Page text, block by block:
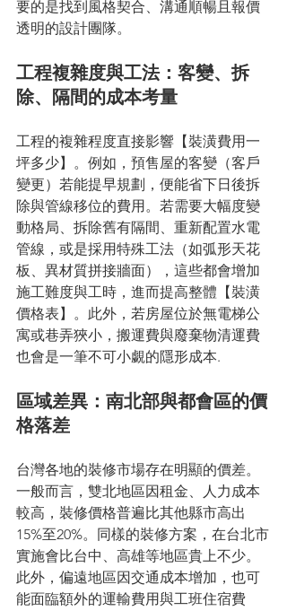
要的是找到風格契合、溝通順暢且報價
透明的設計團隊。
工程複雜度與工法：客變、拆
除、隔間的成本考量
工程的複雜程度直接影響【裝潢費用一
坪多少】。例如，預售屋的客變（客戶
變更）若能提早規劃，便能省下日後拆
除與管線移位的費用。若需要大幅度變
動格局、拆除舊有隔間、重新配置水電
管線，或是採用特殊工法（如弧形天花
板、異材質拼接牆面），這些都會增加
施工難度與工時，進而提高整體【裝潢
價格表】。此外，若房屋位於無電梯公
寓或巷弄狹小，搬運費與廢棄物清運費
也會是一筆不可小覷的隱形成本.
區域差異：南北部與都會區的價
格落差
台灣各地的裝修市場存在明顯的價差。
一般而言，雙北地區因租金、人力成本
較高，裝修價格普遍比其他縣市高出
15%至20%。同樣的裝修方案，在台北市
實施會比台中、高雄等地區貴上不少。
此外，偏遠地區因交通成本增加，也可
能面臨額外的運輸費用與工班住宿費